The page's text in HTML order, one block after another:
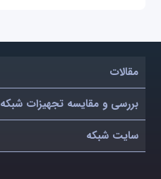
مقالات
بررسی و مقایسه تجهیزات شبکه
سایت شبکه